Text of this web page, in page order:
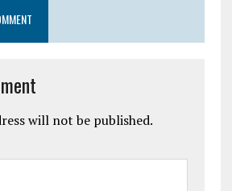
will not be published.